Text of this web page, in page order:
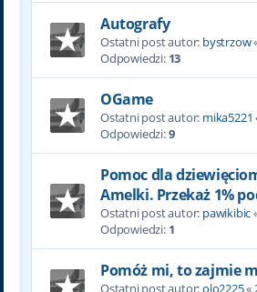
Autografy
Ostatni post autor: bystrzow
Odpowiedzi: 13
OGame
Ostatni post autor: mika5221
Odpowiedzi:9
Pomoc dla
Amelki. Przekaż 1%
Ostatni post autor: pawikibic
Odpowiedzi: 1
Pomóż mi, to zajmie
Ostatni post autor:olo2225«